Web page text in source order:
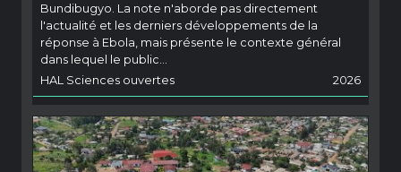
Bundibugyo. La note n'aborde pas directement
l'actualité et les derniers développements de la
réponse à Ebola, mais présente le contexte général
dans lequel le public...
HAL Sciences ouvertes
2026